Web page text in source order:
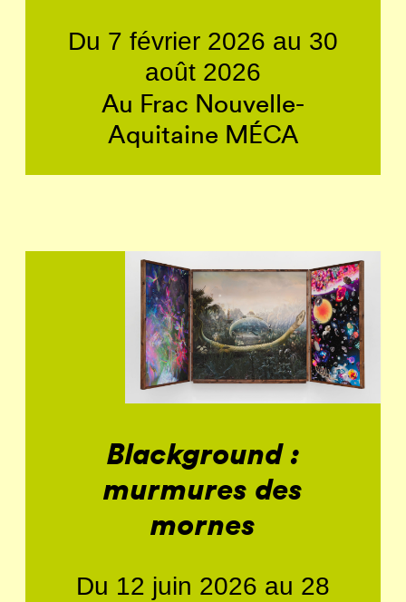
Du 7 février 2026 au 30
août 2026
Au Frac Nouvelle-
Aquitaine MÉCA
Blackground :
murmures des
mornes
Du 12 juin 2026 au 28